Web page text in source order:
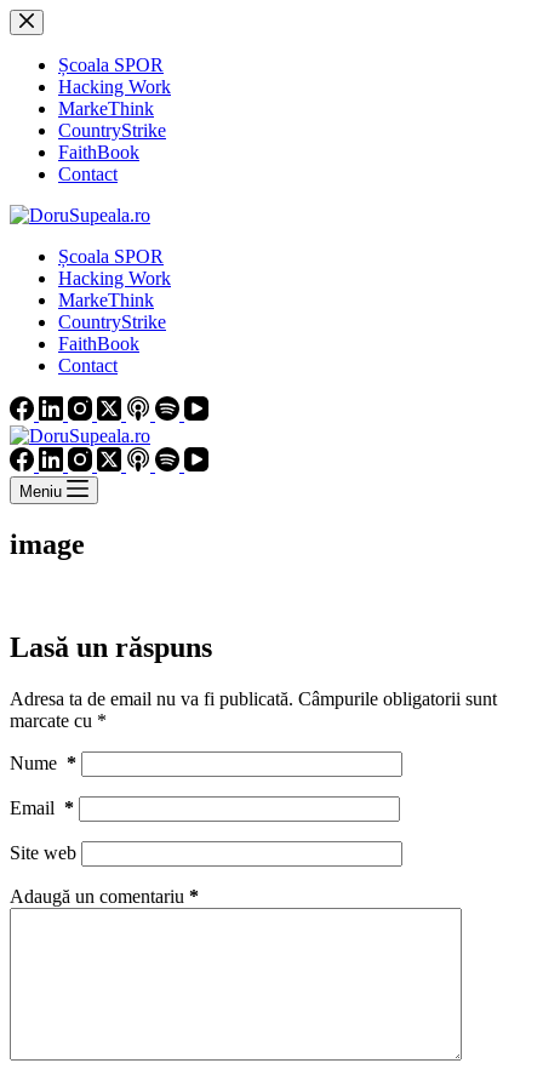
Sari
la
conținutȘcoala SPOR
Hacking Work
MarkeThink
CountryStrike
FaithBook
Contact
Școala SPOR
Hacking Work
MarkeThink
CountryStrike
FaithBook
Contact
Meniu
image
Lasă un răspuns
Adresa ta de email nu va fi publicată. Câmpurile obligatorii sunt
marcate cu *
Nume *
Email *
Site web
Adaugă un comentariu *